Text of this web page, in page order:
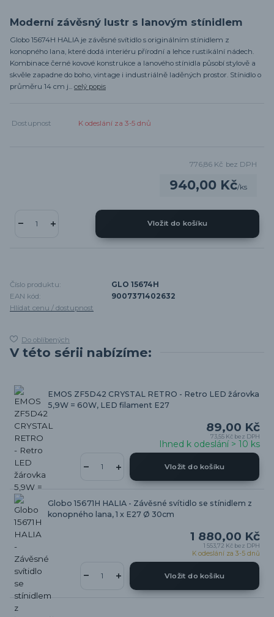
Moderní závěsný lustr s lanovým stínidlem
Globo 15674H HALIA je závěsné svítidlo s originálním stínidlem z
konopného lana, které dodá interiéru přírodní a lehce rustikální nádech.
Kombinace černé kovové konstrukce a lanového stínidla působí stylově a
skvěle zapadne do boho, vintage i industriálně laděných prostor. Stínidlo o
průměru 14 cm j... celý popis
Dostupnost K odeslání za 3-5 dnů
940,00 Kč/ks
776,86 Kč bez DPH
Vložit do košíku
Číslo produktu:
GLO 15674H
EAN kód:
9007371402632
Hlídat cenu / dostupnost
Do oblíbených
V této sérii nabízíme:
EMOS ZF5D42 CRYSTAL RETRO - Retro LED žárovka
5,9W = 60W, LED filament E27
89,00 Kč
73,55 Kč bez DPH
Ihned k odeslání > 10 ks
Vložit do košíku
Globo 15671H HALIA - Závěsné svítidlo se stínidlem z
konopného lana, 1 x E27 Ø 30cm
1 880,00 Kč
1 553,72 Kč bez DPH
K odeslání za 3-5 dnů
Vložit do košíku